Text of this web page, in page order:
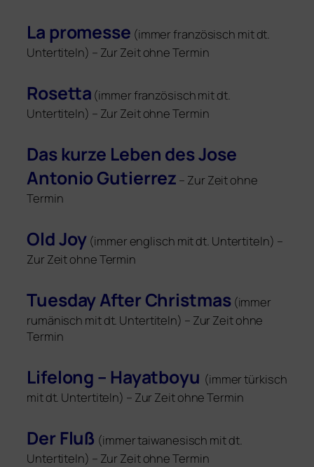
La pro­mes­se (immer fran­zö­sisch mit dt.
Untertiteln) – Zur Zeit ohne Termin
Rosetta (immer fran­zö­sisch mit dt.
Untertiteln) – Zur Zeit ohne Termin
Das kur­ze Leben des Jose
Antonio Gutierrez – Zur Zeit ohne
Termin
Old Joy (immer eng­lisch mit dt. Untertiteln) –
Zur Zeit ohne Termin
Tuesday After Christmas(immer
rumä­nisch mit dt. Untertiteln) – Zur Zeit ohne
Termin
Lifelong – Hayatboyu (immer tür­kisch
mit dt. Untertiteln) – Zur Zeit ohne Termin
Der Fluß (immer tai­wa­ne­sisch mit dt.
Untertiteln) – Zur Zeit ohne Termin